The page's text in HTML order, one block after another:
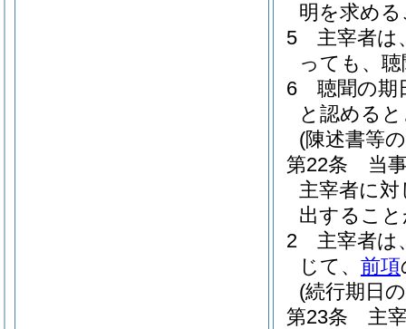
明を求め
5
主宰者は
っても、
6
聴聞の期
と認める
(陳述書等
第22条
当
主宰者に
出するこ
2
主宰者は
じて、 前項
(続行期日
第23条
主